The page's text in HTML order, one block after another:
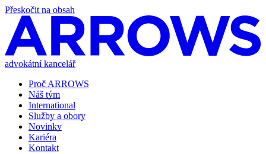
Přeskočit na obsah
advokátní kancelář
Proč ARROWS
Náš tým
International
Služby a obory
Novinky
Kariéra
Kontakt